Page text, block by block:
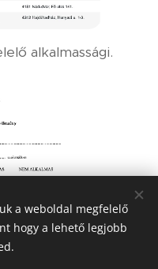
alkalmassági.
a weboldal megfelelő
hogy a lehető legjobb